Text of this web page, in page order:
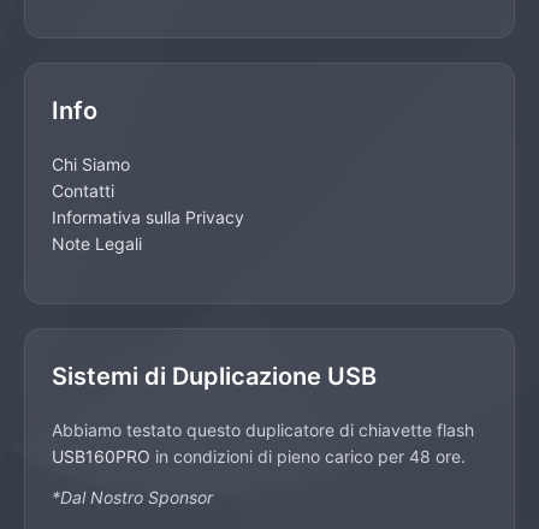
Info
Chi Siamo
Contatti
Informativa sulla Privacy
Note Legali
Sistemi di Duplicazione USB
Abbiamo testato questo duplicatore di chiavette flash
USB160PRO in condizioni di pieno carico per 48 ore.
*Dal Nostro Sponsor